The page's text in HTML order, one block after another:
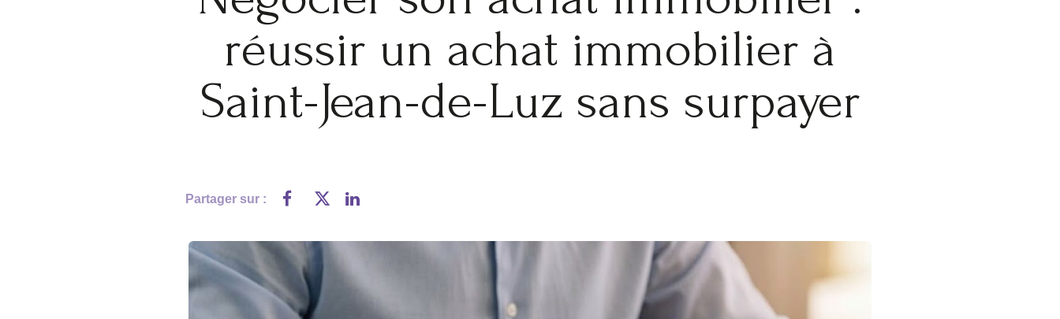
réussir un achat immobilier à
Saint-Jean-de-Luz sans surpayer
Partager sur :